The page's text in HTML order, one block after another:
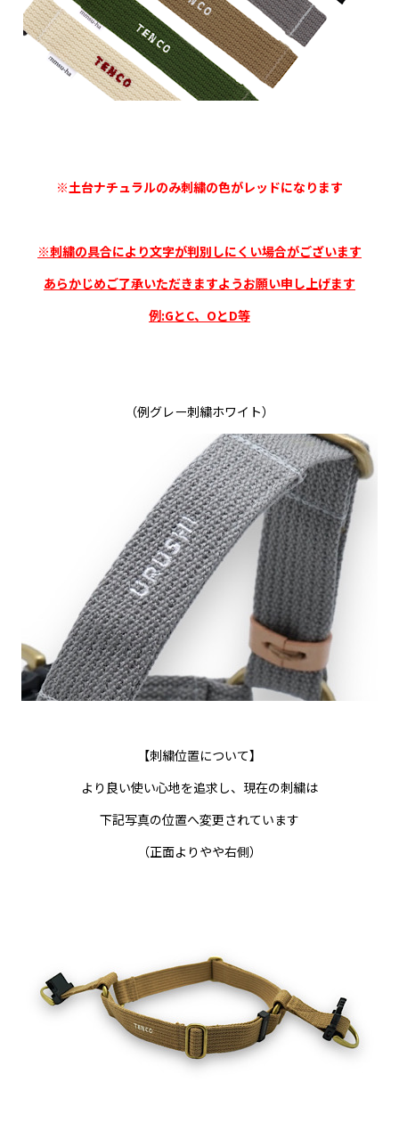
※土台ナチュラルのみ刺繍の色がレッドになります
※刺繍の具合により文字が判別しにくい場合がございます
あらかじめご了承いただきますようお願い申し上げます
例:GとC、OとD等
（例グレー刺繍ホワイト）
【刺繍位置について】
より良い使い心地を追求し、現在の刺繍は
下記写真の位置へ変更されています
（正面よりやや右側）